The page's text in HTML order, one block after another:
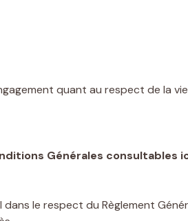
quant au respect de la
Générales consultables
le respect du Règlement